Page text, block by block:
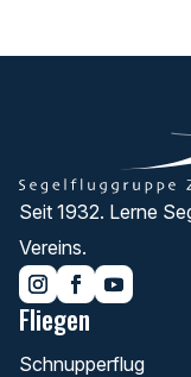
Seit 1932. Lerne
Vereins.
Fliegen
Schnupperflug